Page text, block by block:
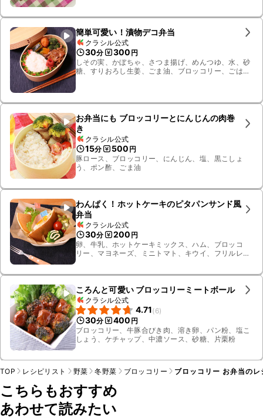
簡単可愛い！漬物デコ弁当
クラシル公式
30分 300 円
しその実、かぼちゃ、さつま揚げ、めんつゆ、水、砂
糖、すりおろし生姜、ごま油、ブロッコリー、ごは
お弁当にも ブロッコリーとにんじんの肉巻
き
クラシル公式
15分 500 円
豚ロース、ブロッコリー、にんじん、塩、黒こしょ
う、ポン酢、ごま油
わんぱく！ホットケーキのピタパンサンド風
弁当
クラシル公式
30分 200 円
卵、牛乳、ホットケーキミックス、ハム、ブロッコ
リー、マヨネーズ、ミニトマト、キウイ、フリルレタ
ころんと可愛い ブロッコリーミートボール
クラシル公式
4.71(6)
30分 400 円
ブロッコリー、牛豚合びき肉、溶き卵、パン粉、塩こ
しょう、ケチャップ、中濃ソース、砂糖、片栗粉
TOP レシピリスト 野菜 冬野菜 ブロッコリー ブロッコリー お弁当の
こちらもおすすめ
あわせて読みたい